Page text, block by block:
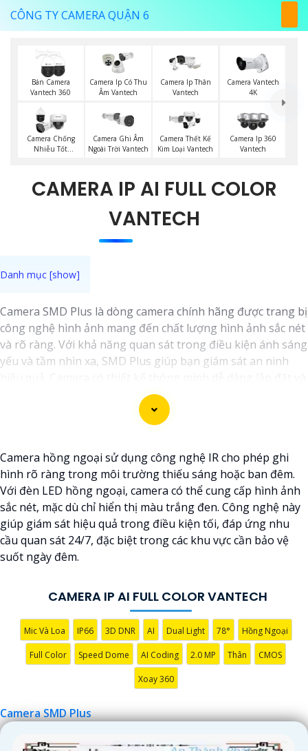
CÔNG TY CAMERA QUẬN 6
Bán Camera
Vantech 360
Camera Ip Có Thu
Âm Vantech
Camera Ip Thân
Vantech
Camera Vantech
4K
Camera Chống
Nhiễu Tốt
Camera Ghi Âm
Ngoài Trời Vantech
Camera Thết Kế
Kim Loại Vantech
Camera Ip 360
Vantech
CAMERA IP AI FULL COLOR
VANTECH
Camera SMD Plus là dòng camera chính hãng được trang bị
công nghệ hình ảnh mang đến chất lượng hình ảnh sắc nét
và rõ ràng. Với khả năng quan sát trong điều kiện ánh sáng
yếu và tầm nhìn xa, SMD Plus giúp bạn giám sát an ninh
sử dụng. Camera SMD Plus là lựa chọn lý tưởng cho các hệ
thống an ninh gia đình và doanh nghiệp.
Camera hồng ngoại sử dụng công nghệ IR cho phép ghi
hình rõ ràng trong môi trường thiếu sáng hoặc ban đêm.
Với đèn LED hồng ngoại, camera có thể cung cấp hình ảnh
sắc nét, mặc dù chỉ hiển thị màu trắng đen. Công nghệ này
giúp giám sát hiệu quả trong điều kiện tối, đáp ứng nhu
cầu quan sát 24/7, đặc biệt trong các khu vực cần bảo vệ
suốt ngày đêm.
CAMERA IP AI FULL COLOR VANTECH
Mic Và Loa IP66 3D DNR AI Dual Light 78° Hồng Ngoại
Full Color Speed Dome AI Coding 2.0 MP Thân CMOS
Xoay 360
Camera SMD Plus